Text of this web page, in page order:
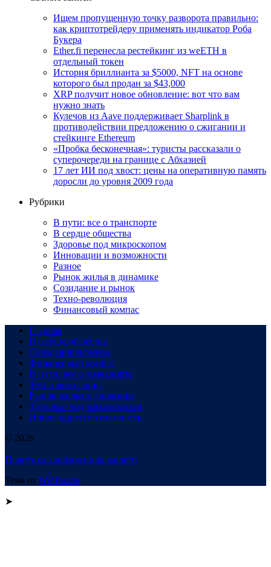
Ищем пропущенную точку разворота правильно:
как криптотрейдеру применять индикатор Роба
Букера
Ether.fi перенесла рестейкинг из weETH в
отдельный токен
История бриллианта за $5000, NFT на основе
которого был продан за $43,000
XRP получит новое обновление: вот что вам
нужно знать
Кулечов из Aave поддерживает Sharplink в
противодействии предложению о сжигании и
стейкинге Ethereum
«Пробка бесконечная»: туристы рассказали о
суперочереди на границе с Абхазией
17 лет ИИ под хвост: цены на оперативную память
доросли до уровня 2009 года
Рубрики
В пути: все о транспорте
В сердце общества
Здоровье под микроскопом
Инновации и возможности
Разное
Рынок жилья в динамике
Созидание и рынок
Техно-революция
Финансовый компас
Главная
В сердце общества
Созидание и рынок
Финансовый компас
В пути: все о транспорте
Техно-революция
Рынок жилья в динамике
Здоровье под микроскопом
Инновации и возможности
© 2026
Политика конфиденциальности
Тема от WP Puzzle
➤